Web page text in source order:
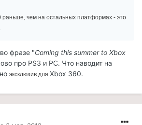
раньше, чем на остальных платформах - это
фразе "Coming this summer to Xbox
про PS3 и PC. Что наводит на
эксклюзив для Xbox 360.